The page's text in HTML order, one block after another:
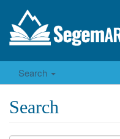
Search
Search